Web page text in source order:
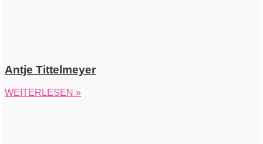
Antje Tittelmeyer
WEITERLESEN »